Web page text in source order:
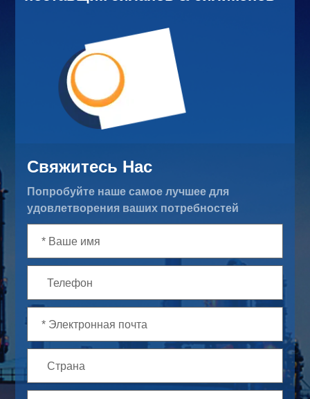
Свяжитесь Нас
Попробуйте наше самое лучшее для
удовлетворения ваших потребностей